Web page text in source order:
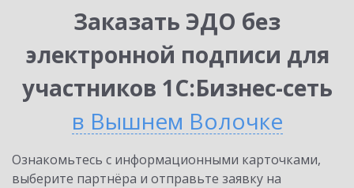
Заказать ЭДО без
электронной подписи для
участников 1С:Бизнес-сеть
в Вышнем Волочке
Ознакомьтесь с информационными карточками,
выберите партнёра и отправьте заявку на